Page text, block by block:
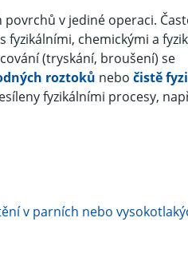
v jediné operaci.
chemickými a
(tryskání, broušení) se
roztoků nebo čistě
fyzikálními procesy,
v parních nebo